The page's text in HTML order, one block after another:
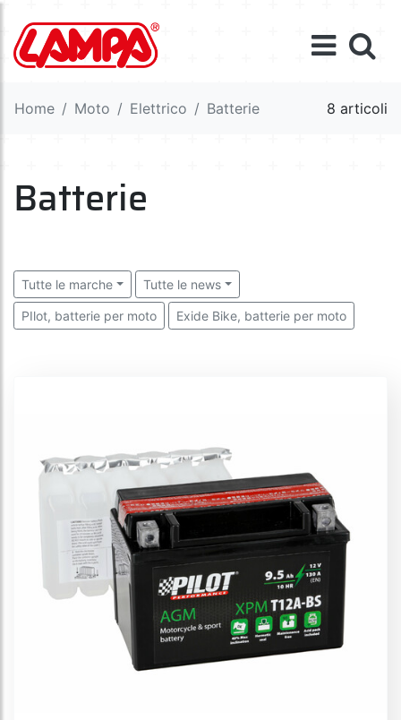
Home Moto Elettrico Batterie 8 articoli
Batterie
Tutte le marche Tutte le news
PIlot, batterie per moto Exide Bike, batterie per moto